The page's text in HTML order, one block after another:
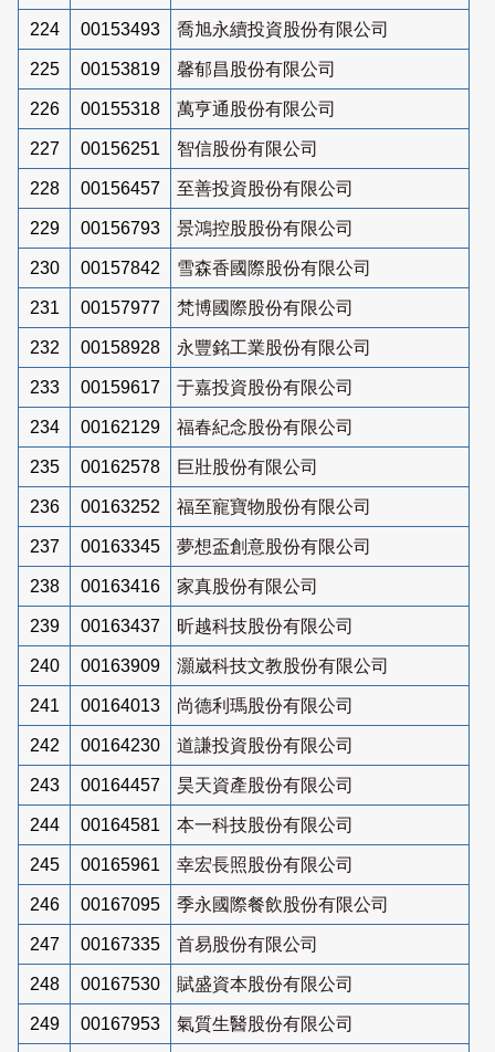
224 00153493 喬旭永續投資股份有限公司
225 00153819 馨郁昌股份有限公司
226 00155318 萬亨通股份有限公司
227 00156251 智信股份有限公司
228 00156457 至善投資股份有限公司
229 00156793 景鴻控股股份有限公司
230 00157842 雪森香國際股份有限公司
231 00157977 梵博國際股份有限公司
232 00158928 永豐銘工業股份有限公司
233 00159617 于嘉投資股份有限公司
234 00162129 福春紀念股份有限公司
235 00162578 巨壯股份有限公司
236 00163252 福至寵寶物股份有限公司
237 00163345 夢想盃創意股份有限公司
238 00163416 家真股份有限公司
239 00163437 昕越科技股份有限公司
240 00163909 灝崴科技文教股份有限公司
241 00164013 尚德利瑪股份有限公司
242 00164230 道謙投資股份有限公司
243 00164457 昊天資產股份有限公司
244 00164581 本一科技股份有限公司
245 00165961 幸宏長照股份有限公司
246 00167095 季永國際餐飲股份有限公司
247 00167335 首易股份有限公司
248 00167530 賦盛資本股份有限公司
249 00167953 氣質生醫股份有限公司